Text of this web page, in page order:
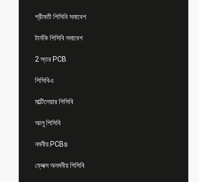
শ্রীমতী পিসিবি সমাবেশ
টার্নকি পিসিবি সমাবেশ
2 স্তর PCB
পিসিবিএ
মাল্টিলেয়ার পিসিবি
আলু পিসিবি
নমনীয় PCBs
ফ্লেক্স অনমনীয় পিসিবি